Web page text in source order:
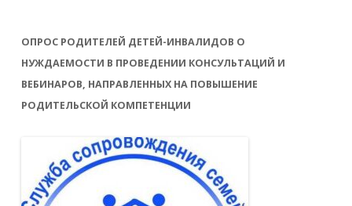
ОПРОС РОДИТЕЛЕЙ ДЕТЕЙ-ИНВАЛИДОВ О
НУЖДАЕМОСТИ В ПРОВЕДЕНИИ КОНСУЛЬТАЦИЙ И
ВЕБИНАРОВ, НАПРАВЛЕННЫХ НА ПОВЫШЕНИЕ
РОДИТЕЛЬСКОЙ КОМПЕТЕНЦИИ